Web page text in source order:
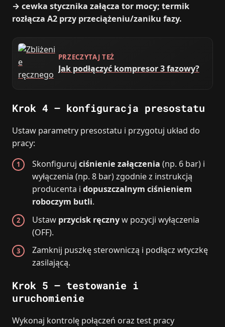
→ cewka stycznika załącza tor mocy; termik
rozłącza A2 przy przeciążeniu/zaniku fazy.
PRZECZYTAJ TEŻ
Jak podłączyć kompresor 3 fazowy?
Krok 4 – konfiguracja presostatu
Ustaw parametry presostatu i przygotuj układ do
pracy:
Skonfigurujciśnienie załączenia (np. 6 bar) i
wyłączenia (np. 8 bar) zgodnie z instrukcją
producenta idopuszczalnym ciśnieniem
roboczym butli.
Ustaw przycisk ręcznyw pozycji wyłączenia
(OFF).
Zamknij puszkę sterowniczą i podłącz wtyczkę
zasilającą.
Krok 5 – testowanie i
uruchomienie
Wykonaj kontrolę połączeń oraz test pracy